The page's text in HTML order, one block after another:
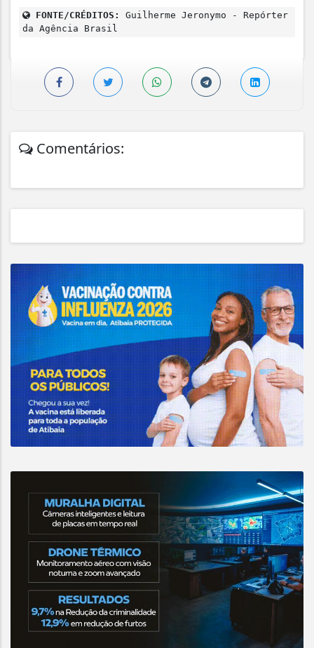
FONTE/CRÉDITOS:
Guilherme Jeronymo - Repórter
da Agência Brasil
Comentários: